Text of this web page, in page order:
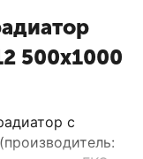
500x1000
с